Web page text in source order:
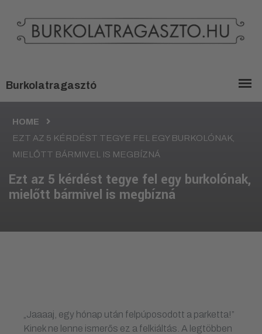
HOME
EZT AZ 5 KÉRDÉST TEGYE FEL EGY BURKOLÓNAK,
MIELŐTT BÁRMIVEL IS MEGBÍZNÁ
Ezt az 5 kérdést tegye fel egy burkolónak,
mielőtt bármivel is megbízná
„Jaaaaj, egy hónap után felpúposodott a parketta!”
Kinek ne lenne ismerős ez a felkiáltás. A legtöbben